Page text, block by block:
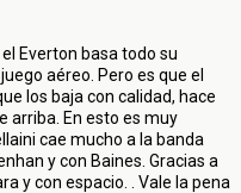
Everton basa todo su
aéreo. Pero es que el
los baja con calidad, hace
arriba. En esto es muy
cae mucho a la banda
y con Baines. Gracias a
y con espacio. . Vale la pena